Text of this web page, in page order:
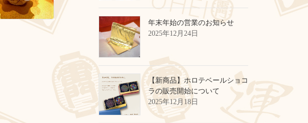
年末年始の営業のお知らせ
2025年12月24日
【新商品】ホロテベールショコ
ラの販売開始について
2025年12月18日